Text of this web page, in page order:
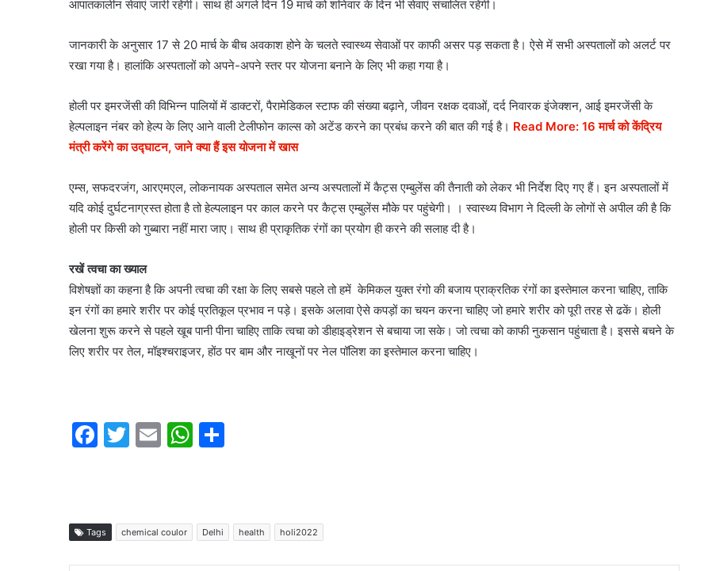
आपातकालीन सेवाएं जारी रहेंगी। साथ ही अगले दिन 19 मार्च को शनिवार के दिन भी सेवाएं संचालित रहेंगी।
जानकारी के अनुसार 17 से 20 मार्च के बीच अवकाश होने के चलते स्वास्थ्य सेवाओं पर काफी असर पड़ सकता है। ऐसे में सभी अस्पतालों को अलर्ट पर
रखा गया है। हालांकि अस्पतालों को अपने-अपने स्तर पर योजना बनाने के लिए भी कहा गया है।
होली पर इमरजेंसी की विभिन्न पालियों में डाक्टरों, पैरामेडिकल स्टाफ की संख्या बढ़ाने, जीवन रक्षक दवाओं, दर्द निवारक इंजेक्शन, आई इमरजेंसी के
हेल्पलाइन नंबर को हेल्प के लिए आने वाली टेलीफोन काल्स को अटेंड करने का प्रबंध करने की बात की गई है। Read More: 16 मार्च को केंद्रिय
मंत्री करेंगे का उद्घाटन, जाने क्या हैं इस योजना में खास
एम्स, सफदरजंग, आरएमएल, लोकनायक अस्पताल समेत अन्य अस्पतालों में कैट्स एम्बुलेंस की तैनाती को लेकर भी निर्देश दिए गए हैं। इन अस्पतालों में
यदि कोई दुर्घटनाग्रस्त होता है तो हेल्पलाइन पर काल करने पर कैट्स एम्बुलेंस मौके पर पहुंचेगी। । स्वास्थ्य विभाग ने दिल्ली के लोगों से अपील की है कि
होली पर किसी को गुब्बारा नहीं मारा जाए। साथ ही प्राकृतिक रंगों का प्रयोग ही करने की सलाह दी है।
रखें त्वचा का ख्याल
विशेषज्ञों का कहना है कि अपनी त्वचा की रक्षा के लिए सबसे पहले तो हमें केमिकल युक्त रंगो की बजाय प्राक्रतिक रंगों का इस्तेमाल करना चाहिए, ताकि
इन रंगों का हमारे शरीर पर कोई प्रतिकूल प्रभाव न पड़े। इसके अलावा ऐसे कपड़ों का चयन करना चाहिए जो हमारे शरीर को पूरी तरह से ढकें। होली
खेलना शुरू करने से पहले खूब पानी पीना चाहिए ताकि त्वचा को डीहाइड्रेशन से बचाया जा सके। जो त्वचा को काफी नुकसान पहुंचाता है। इससे बचने के
लिए शरीर पर तेल, मॉइश्चराइजर, होंठ पर बाम और नाखूनों पर नेल पॉलिश का इस्तेमाल करना चाहिए।
F
b
o
T
E
W
A
p
Tags chemical coulor Delhi health holi2022